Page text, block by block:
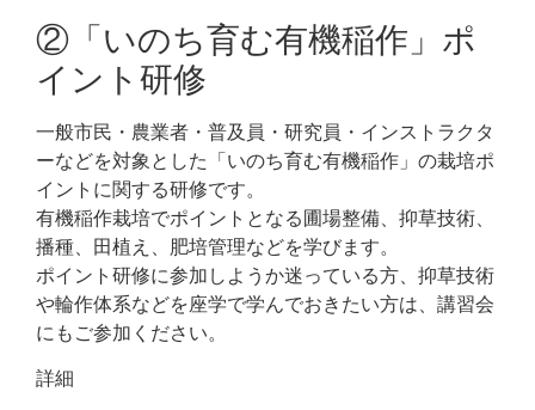
②「いのち育む有機稲作」ポ
イント研修
一般市民・農業者・普及員・研究員・インストラクタ
ーなどを対象とした「いのち育む有機稲作」の栽培ポ
イントに関する研修です。
有機稲作栽培でポイントとなる圃場整備、抑草技術、
播種、田植え、肥培管理などを学びます。
ポイント研修に参加しようか迷っている方、抑草技術
や輪作体系などを座学で学んでおきたい方は、講習会
にもご参加ください。
詳細